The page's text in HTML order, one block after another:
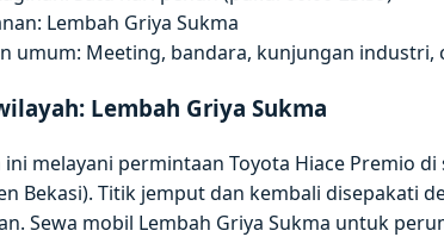
Lembah Griya Sukma
umum: Meeting, bandara, kunjungan industri,
Lembah Griya Sukma
ini melayani permintaan Toyota Hiace Premio
Bekasi). Titik jemput dan kembali disepakati
Sewa mobil Lembah Griya Sukma untuk